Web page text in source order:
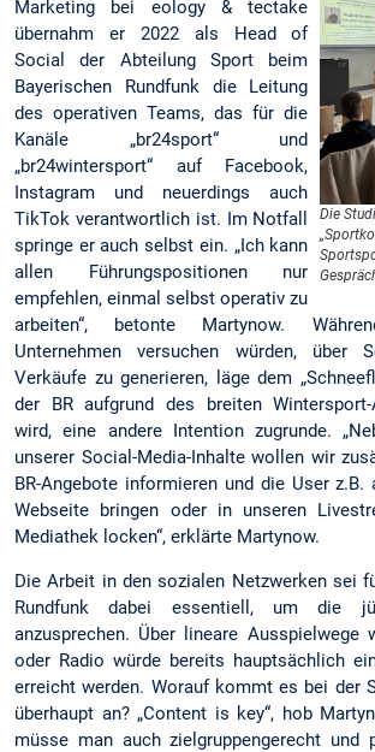
Die
Marketing bei eology & tectake
übernahm er 2022 als Head of
Social der Abteilung Sport beim
Bayerischen Rundfunk die Leitung
des operativen Teams, das für die
Kanäle „br24sport“ und
„br24wintersport“ auf Facebook,
Instagram und neuerdings auch
TikTok verantwortlich ist. Im Notfall
springe er auch selbst ein. „Ich kann
allen Führungspositionen nur
empfehlen, einmal selbst operativ zu
arbeiten“, betonte Martynow.
Unternehmen versuchen würden, über
Verkäufe zu generieren, läge dem
der BR aufgrund des breiten Wintersport-
wird, eine andere Intention zugrunde.
unserer Social-Media-Inhalte wollen wir
BR-Angebote informieren und die User z.B.
Webseite bringen oder in unseren
Mediathek locken“, erklärte Martynow.
Die Arbeit in den sozialen Netzwerken sei
Rundfunk dabei essentiell, um die
anzusprechen. Über lineare Ausspielwege
oder Radio würde bereits hauptsächlich
erreicht werden. Worauf kommt es bei der
überhaupt an? „Content is key“, hob
müsse man auch zielgruppengerecht und